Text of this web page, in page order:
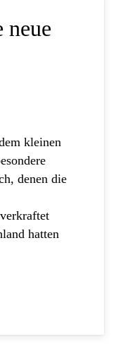
neue
kleinen
denen die
hatten